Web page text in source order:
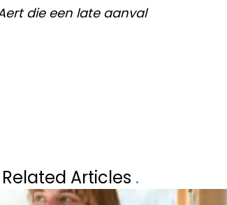
die een late aanval
VERRASSENDE
KIJKERS DOEN
Related Articles .